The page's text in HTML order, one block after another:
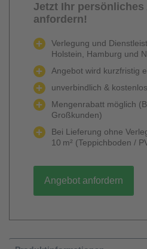
Jetzt Ihr persönliches
anfordern!
Verlegung und
Holstein, Hamburg und
Angebot wird kurzfristig
unverbindlich & kostenlos
Mengenrabatt möglich
Großkunden)
Bei Lieferung ohne
10 m² (Teppichboden /
Angebot anfordern